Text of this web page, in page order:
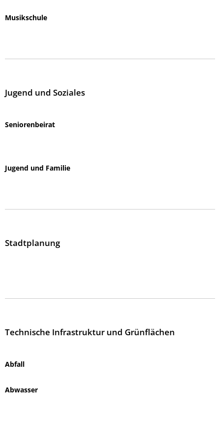
Musikschule
Jugend und Soziales
Seniorenbeirat
Jugend und Familie
Stadtplanung
Technische Infrastruktur und Grünflächen
Abfall
Abwasser